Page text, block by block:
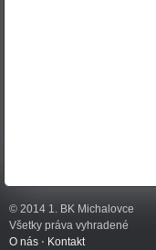
© 2014 1. BK Michalovce
Všetky práva vyhradené
O nás ⋅ Kontakt